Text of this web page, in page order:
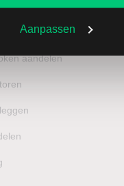
Aanpassen
aandelen